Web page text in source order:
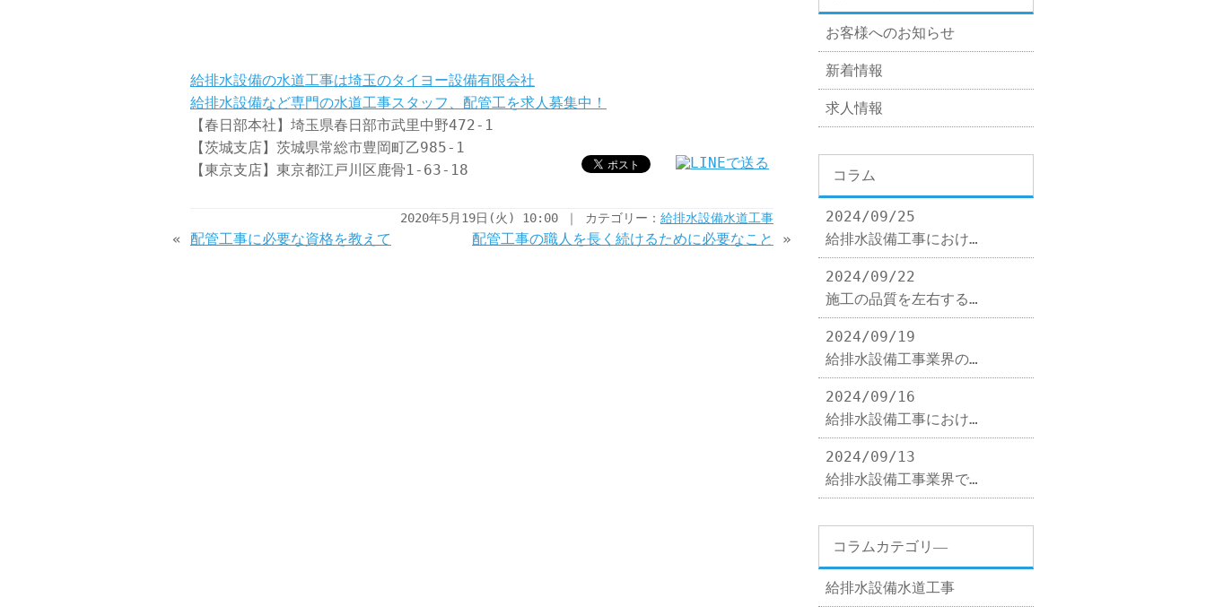
給排水設備の水道工事は埼玉のタイヨー設備有限会社
給排水設備など専門の水道工事スタッフ、配管工を求人募集中！
【春日部本社】埼玉県春日部市武里中野472-1
【茨城支店】茨城県常総市豊岡町乙985-1
【東京支店】東京都江戸川区鹿骨1-63-18
2020年5月19日(火) 10:00 ｜ カテゴリー： 給排水設備水道工事
« 配管工事に必要な資格を教えて 配管工事の職人を長く続けるために必要なこと »
お客様へのお知らせ
新着情報
求人情報
コラム
2024/09/25
給排水設備工事におけ…
2024/09/22
施工の品質を左右する…
2024/09/19
給排水設備工事業界の…
2024/09/16
給排水設備工事におけ…
2024/09/13
給排水設備工事業界で…
コラムカテゴリ―
給排水設備水道工事